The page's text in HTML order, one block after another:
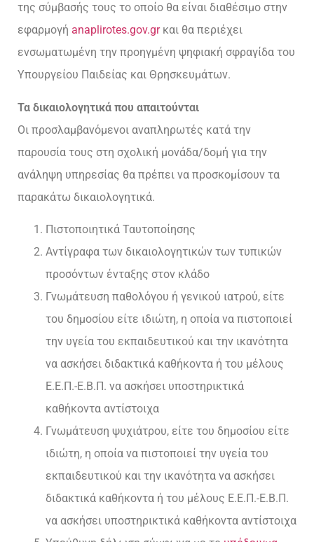
της σύμβασής τους το οποίο θα είναι διαθέσιμο στην
εφαρμογή anaplirotes.gov.grκαι θα περιέχει
ενσωματωμένη την προηγμένη ψηφιακή σφραγίδα του
Υπουργείου Παιδείας και Θρησκευμάτων.
Τα δικαιολογητικά που απαιτούνται
Οι προσλαμβανόμενοι αναπληρωτές κατά την
παρουσία τους στη σχολική μονάδα/δομή για την
ανάληψη υπηρεσίας θα πρέπει να προσκομίσουν τα
παρακάτω δικαιολογητικά.
Πιστοποιητικά Ταυτοποίησης
Αντίγραφα των δικαιολογητικών των τυπικών
προσόντων ένταξης στον κλάδο
Γνωμάτευση παθολόγου ή γενικού ιατρού, είτε
του δημοσίου είτε ιδιώτη, η οποία να πιστοποιεί
την υγεία του εκπαιδευτικού και την ικανότητα
να ασκήσει διδακτικά καθήκοντα ή του μέλους
Ε.Ε.Π.-Ε.Β.Π. να ασκήσει υποστηρικτικά
καθήκοντα αντίστοιχα
Γνωμάτευση ψυχιάτρου, είτε του δημοσίου είτε
ιδιώτη, η οποία να πιστοποιεί την υγεία του
εκπαιδευτικού και την ικανότητα να ασκήσει
διδακτικά καθήκοντα ή του μέλους Ε.Ε.Π.-Ε.Β.Π.
να ασκήσει υποστηρικτικά καθήκοντα αντίστοιχα